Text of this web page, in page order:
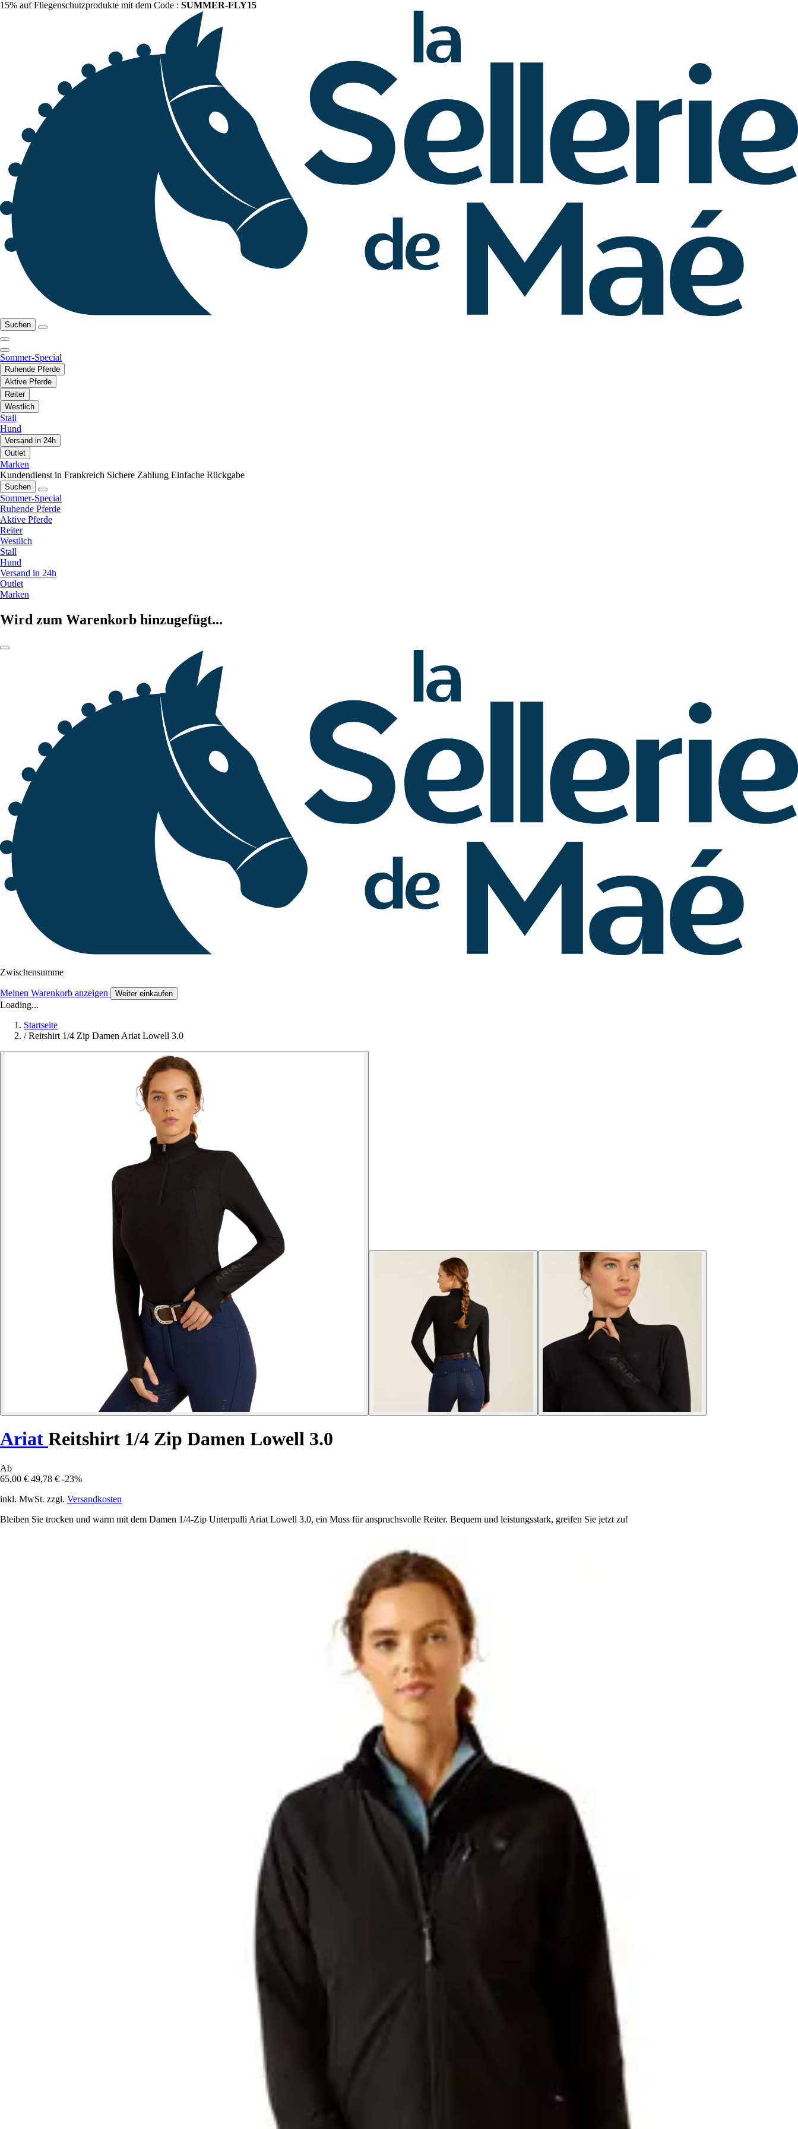
15% auf Fliegenschutzprodukte mit dem Code : SUMMER-FLY15
Suchen
Sommer-Special
Ruhende Pferde
Aktive Pferde
Reiter
Westlich
Stall
Hund
Versand in 24h
Outlet
Marken
Kundendienst in Frankreich Sichere Zahlung Einfache Rückgabe
Suchen
Sommer-Special
Ruhende Pferde
Aktive Pferde
Reiter
Westlich
Stall
Hund
Versand in 24h
Outlet
Marken
Wird zum Warenkorb hinzugefügt...
Zwischensumme
Meinen Warenkorb anzeigen Weiter einkaufen
Loading...
Startseite
/ Reitshirt 1/4 Zip Damen Ariat Lowell 3.0
Ariat Reitshirt 1/4 Zip Damen Lowell 3.0
Ab
65,00 € 49,78 € -23%
inkl. MwSt. zzgl. Versandkosten
Bleiben Sie trocken und warm mit dem Damen 1/4-Zip Unterpulli Ariat Lowell 3.0, ein Muss für anspruchsvolle Reiter. Bequem und leistungsstark, greifen Sie jetzt zu!